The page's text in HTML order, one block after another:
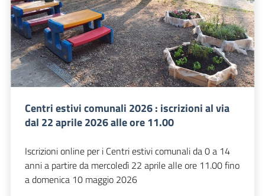
Centri estivi comunali 2026 : iscrizioni al via
dal 22 aprile 2026 alle ore 11.00
Iscrizioni online per i Centri estivi comunali da 0 a 14
anni a partire da mercoledì 22 aprile alle ore 11.00 fino
a domenica 10 maggio 2026